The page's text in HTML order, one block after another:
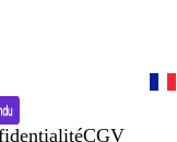
CGV